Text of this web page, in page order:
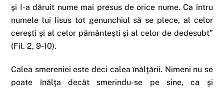
şi I-a dăruit nume mai presus de orice nume. Ca întru
numele lui Iisus tot genunchiul să se plece, al celor
cereşti şi al celor pământeşti şi al celor de dedesubt”
(Fil. 2, 9-10).
Calea smereniei este deci calea înălţării. Nimeni nu se
poate înălţa decât smerindu-se pe sine, ca şi